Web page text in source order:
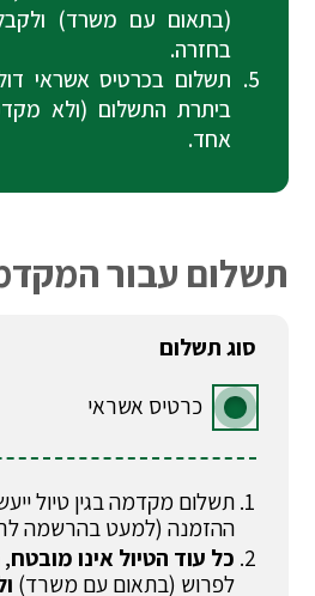
(בתאום עם משרד)
בחזרה.
תשלום בכרטיס אשראי
ביתרת התשלום (ולא
אחד.
תשלום עבור
סוג תשלום
כרטיס אשראי
תשלום מקדמה בגין טיול
ההזמנה (למעט בהרשמה
כל עוד הטיול אינו מובטח,
לפרוש (בתאום עם משרד)